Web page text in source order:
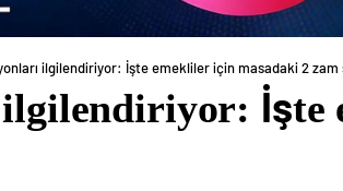
ilgilendiriyor: İşte emekliler için masadaki 2 zam
İşte